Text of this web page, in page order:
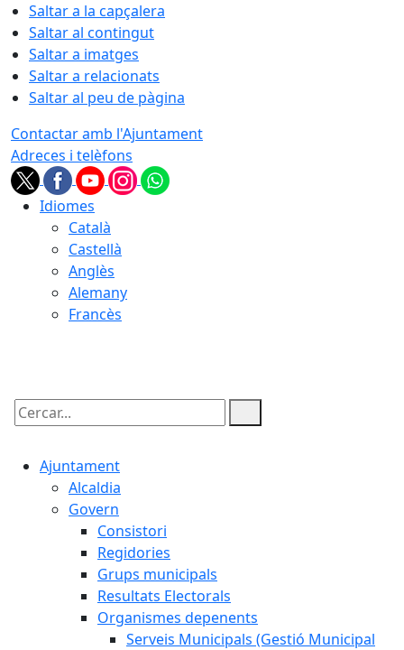
Saltar a la capçalera
Saltar al contingut
Saltar a imatges
Saltar a relacionats
Saltar al peu de pàgina
Contactar amb l'Ajuntament
Adreces i telèfons
Idiomes
Català
Castellà
Anglès
Alemany
Francès
Cercar:
Ajuntament
Alcaldia
Govern
Consistori
Regidories
Grups municipals
Resultats Electorals
Organismes depenents
Serveis Municipals (Gestió Municipal